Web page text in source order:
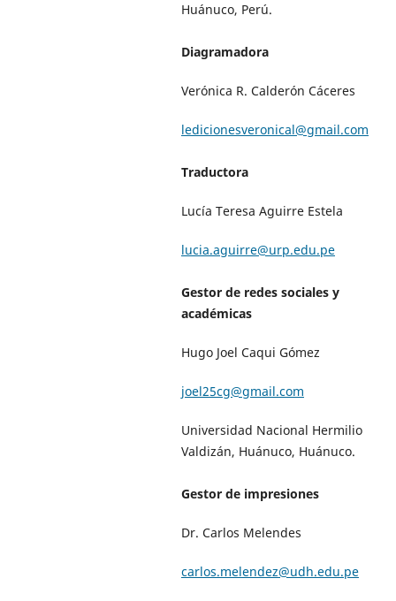
Huánuco, Perú.
Diagramadora
Verónica R. Calderón Cáceres
ledicionesveronical@gmail.com
Traductora
Lucía Teresa Aguirre Estela
lucia.aguirre@urp.edu.pe
Gestor de redes sociales y
académicas
Hugo Joel Caqui Gómez
joel25cg@gmail.com
Universidad Nacional Hermilio
Valdizán, Huánuco, Huánuco.
Gestor de impresiones
Dr. Carlos Melendes
carlos.melendez@udh.edu.pe